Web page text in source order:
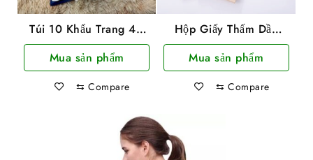
Túi 10 Khẩu Trang 4D
TTCare Màu Trắng 4
Lớp KF94 Kín Mặt
Mua sản phẩm
⇆ Compare
Hộp Giấy Thấm Dầu
Trên Da Mặt Giúp Da
Sạch Và Ngăn Ngừa
Mua sản phẩm
⇆ Compare